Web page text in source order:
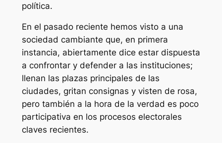
política.
En el pasado reciente hemos visto a una
sociedad cambiante que, en primera
instancia, abiertamente dice estar dispuesta
a confrontar y defender a las instituciones;
llenan las plazas principales de las
ciudades, gritan consignas y visten de rosa,
pero también a la hora de la verdad es poco
participativa en los procesos electorales
claves recientes.